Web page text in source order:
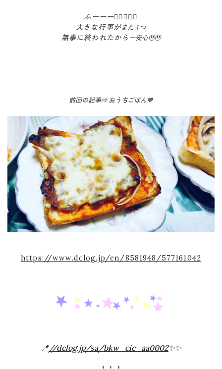
ふーーー😮‍💨😮‍💨🤍
大きな行事がまた１つ
無事に終われたから 一安心🥹🥹
前回の記事⇒ おうちごぱん🧡
https://www.dclog.jp/en/8581948/577161042
📍//dclog.jp/sa/bkw_cic_aa0002✨✨